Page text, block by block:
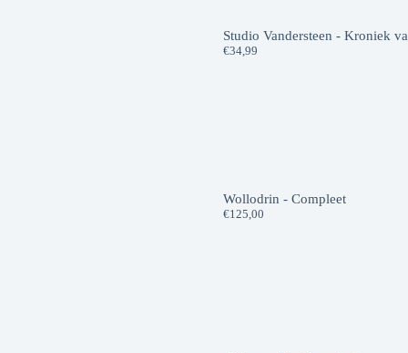
Studio Vandersteen - Kroniek
€34,99
Wollodrin - Compleet
€125,00